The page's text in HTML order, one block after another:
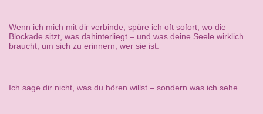
Wenn ich mich mit dir verbinde, spüre ich oft sofort, wo die
Blockade sitzt, was dahinterliegt – und was deine Seele wirklich
braucht, um sich zu erinnern, wer sie ist.
Ich sage dir nicht, was du hören willst – sondern was ich sehe.